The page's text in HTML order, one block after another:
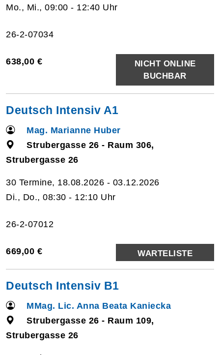
Mo., Mi., 09:00 - 12:40 Uhr
26-2-07034
638,00 €
NICHT ONLINE
BUCHBAR
Deutsch Intensiv A1
Mag. Marianne Huber
Strubergasse 26 - Raum 306,
Strubergasse 26
30 Termine, 18.08.2026 - 03.12.2026
Di., Do., 08:30 - 12:10 Uhr
26-2-07012
669,00 € WARTELISTE
Deutsch Intensiv B1
MMag. Lic. Anna Beata Kaniecka
Strubergasse 26 - Raum 109,
Strubergasse 26